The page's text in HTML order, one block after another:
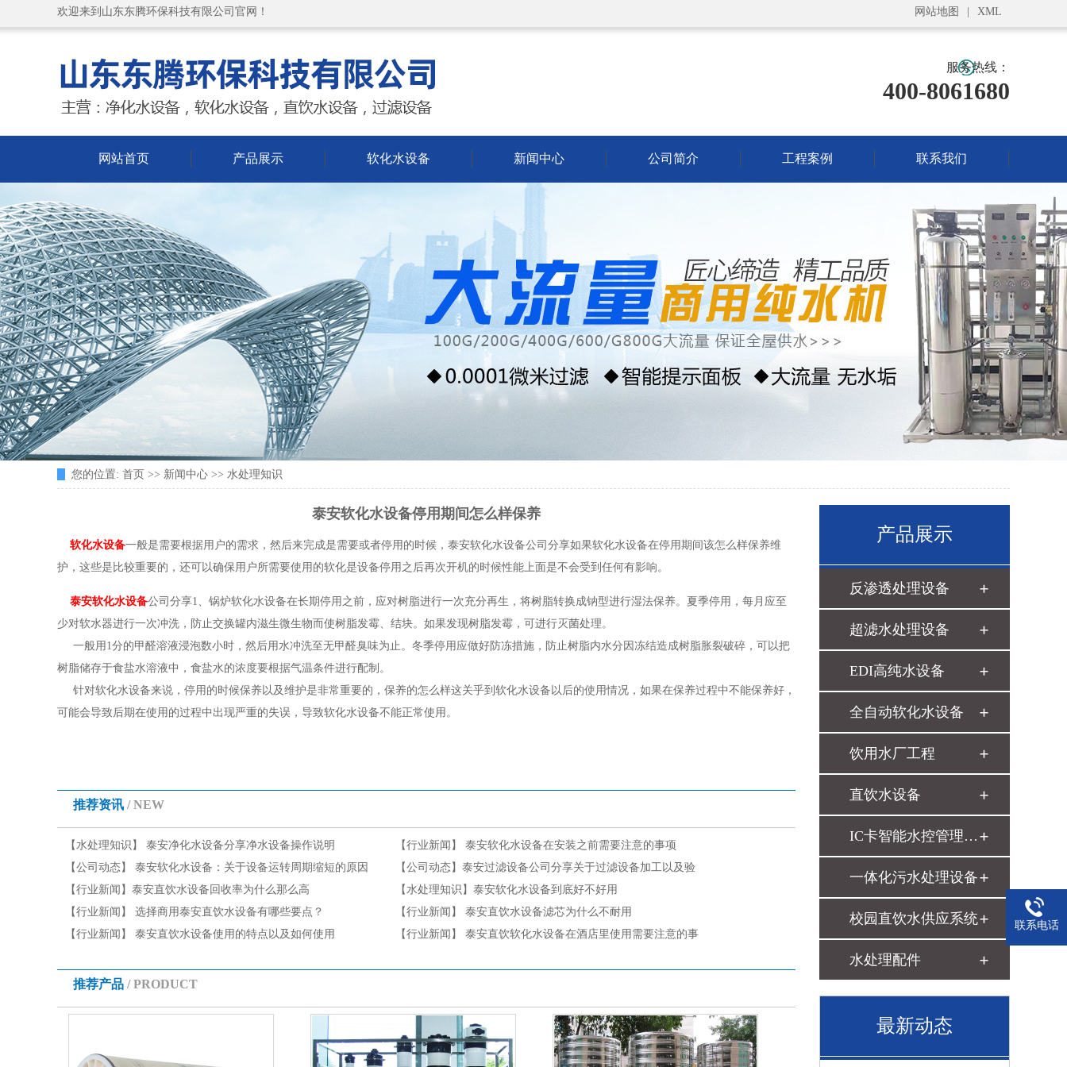
欢迎来到山东东腾环保科技有限公司官网！ 网站地图 XML
服务热线：
400-8061680
网站首页 产品展示 软化水设备 新闻中心 公司简介 工程案例 联系我们
您的位置: 首页 >> 新闻中心 >> 水处理知识
泰安软化水设备停用期间怎么样保养
软化水设备一般是需要根据用户的需求，然后来完成是需要或者停用的时候，泰安软化水设备公司分享如果软化水设备在停用期间该怎么样保养维
护，这些是比较重要的，还可以确保用户所需要使用的软化是设备停用之后再次开机的时候性能上面是不会受到任何有影响。
泰安软化水设备公司分享1、锅炉软化水设备在长期停用之前，应对树脂进行一次充分再生，将树脂转换成钠型进行湿法保养。夏季停用，每月应至
少对软水器进行一次冲洗，防止交换罐内滋生微生物而使树脂发霉、结块。如果发现树脂发霉，可进行灭菌处理。
一般用1分的甲醛溶液浸泡数小时，然后用水冲洗至无甲醛臭味为止。冬季停用应做好防冻措施，防止树脂内水分因冻结造成树脂胀裂破碎，可以把
树脂储存于食盐水溶液中，食盐水的浓度要根据气温条件进行配制。
针对软化水设备来说，停用的时候保养以及维护是非常重要的，保养的怎么样这关乎到软化水设备以后的使用情况，如果在保养过程中不能保养好，
可能会导致后期在使用的过程中出现严重的失误，导致软化水设备不能正常使用。
推荐资讯 / NEW
【水处理知识】 泰安净化水设备分享净水设备操作说明 【行业新闻】
泰安软化水设备在安装之前需要注意的事项
【公司动态】
泰安软化水设备：关于设备运转周期缩短的原因
有哪些
【公司动态】 泰安过滤设备公司分享关于过滤设备加工以及验
收工序
【行业新闻】 泰安直饮水设备回收率为什么那么高 【水处理知识】 泰安软化水设备到底好不好用
【行业新闻】
选择商用泰安直饮水设备有哪些要点？ 【行业新闻】
泰安直饮水设备滤芯为什么不耐用
【行业新闻】
泰安直饮水设备使用的特点以及如何使用 【行业新闻】
泰安直饮软化水设备在酒店里使用需要注意的事
推荐产品 / PRODUCT
产品展示
反渗透处理设备
超滤水处理设备
EDI高纯水设备
全自动软化水设备
饮用水厂工程
直饮水设备
IC卡智能水控管理系统
一体化污水处理设备
校园直饮水供应系统
水处理配件
最新动态
联系电话